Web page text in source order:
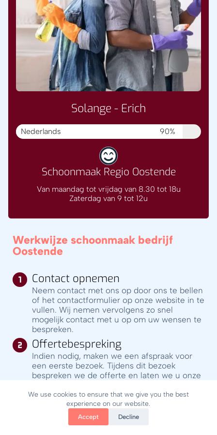
We use cookies to ensure that we give you the best
experience on our website.
Accept Decline
Solange - Erich
Nederlands 90%
Schoonmaak Regio Oostende
Van maandag tot vrijdag van 8.30 tot 18u
Zaterdag van 9 tot 12u
Werkwijze schoonmaak bedrijf
Oostende
Contact opnemen
Neem contact met ons op door ons te bellen
of het contactformulier op onze website in te
vullen. Wij nemen vervolgens zo snel
mogelijk contact met u op om uw wensen te
bespreken.
Offertebespreking
Indien nodig, maken we een afspraak voor
een eerste bezoek. Tijdens dit bezoek
bespreken we de offerte en laten we u onze
Uitvoering van de werkzaamheden
We komen met een glimlach op de
afgesproken tijden en dagen. Wij zorgen